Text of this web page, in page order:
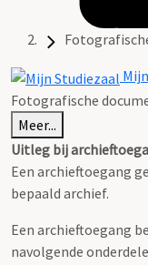
Fotografische
Meer...
Uitleg bij
Een archieftoegang
bepaald archief.
Een archieftoegang
navolgende